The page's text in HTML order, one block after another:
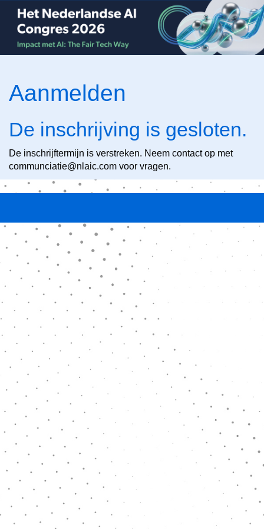
Aanmelden
De inschrijving is gesloten.
De inschrijftermijn is verstreken. Neem contact op met
communciatie@nlaic.com voor vragen.